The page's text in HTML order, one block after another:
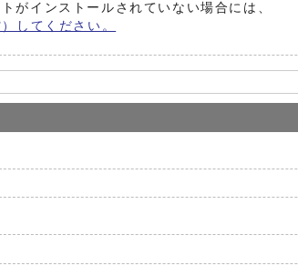
インストールされていない場合には、
してください。